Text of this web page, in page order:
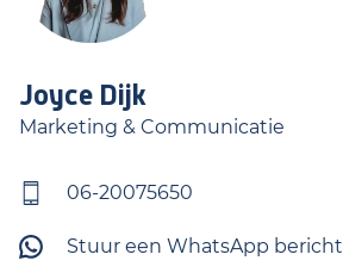
Joyce Dijk
Marketing & Communicatie
06-20075650
Stuur een WhatsApp bericht